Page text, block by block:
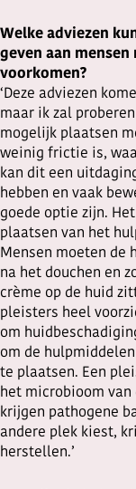
Welke adviezen
geven aan
voorkomen?
‘Deze adviezen
maar ik zal
mogelijk plaatsen
weinig frictie is,
kan dit een
hebben en vaak
goede optie zijn.
plaatsen van het
Mensen moeten de
na het douchen en
crème op de huid
pleisters heel
om
om de
te plaatsen. Een
het microbioom
krijgen pathogene
andere plek kiest,
herstellen.’